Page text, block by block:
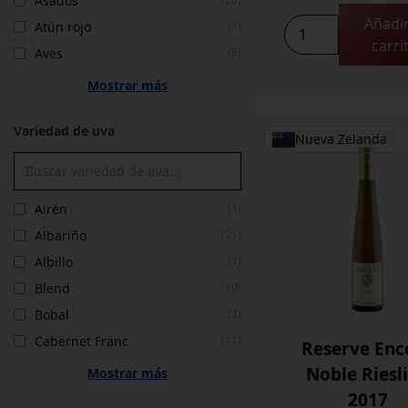
Porcupine
Ridge
Nueva Zelanda
Reserve
Noble
2017
Atún rojo
Aves
Mostrar más
Variedad de uva
Airén
Albariño
Albillo
Blend
Bobal
Cabernet Franc
Mostrar más